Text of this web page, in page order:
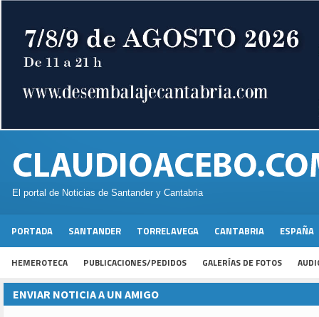
El portal de Noticias de Santander y Cantabria
PORTADA SANTANDER TORRELAVEGA CANTABRIA ESPAÑA
HEMEROTECA PUBLICACIONES/PEDIDOS GALERÍAS DE FOTOS
ENVIAR NOTICIA A UN AMIGO